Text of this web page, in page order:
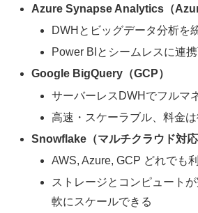
Azure Synapse Analytics（
DWHとビッグデータ分析を
Power BIとシームレスに連
Google BigQuery（GCP）
サーバーレスDWHでフルマ
高速・スケーラブル、料金は
Snowflake（マルチクラウド対応
AWS, Azure, GCP どれでも
ストレージとコンピュート
軟にスケールできる